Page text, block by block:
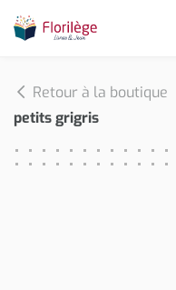
Retour à la boutique
petits grigris